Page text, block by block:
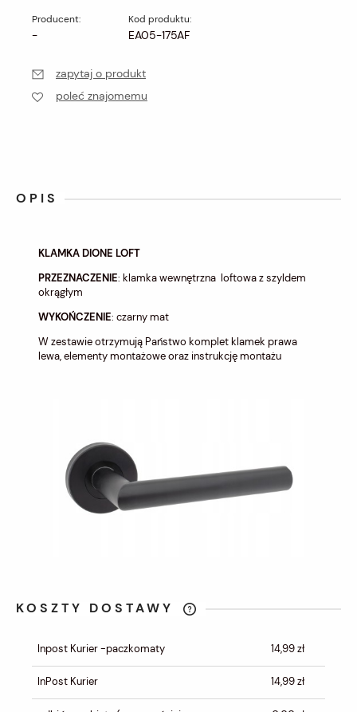
Producent:
-
Kod produktu:
EA05-175AF
zapytaj o produkt
poleć znajomemu
OPIS
KLAMKA DIONE LOFT
PRZEZNACZENIE: klamka wewnętrzna loftowa z szyldem
okrągłym
WYKOŃCZENIE: czarny mat
W zestawie otrzymują Państwo komplet klamek prawa
lewa, elementy montażowe oraz instrukcję montażu
KOSZTY DOSTAWY
KOSZTÓW PŁATNOŚCI
Inpost Kurier -paczkomaty 14,99 zł
InPost Kurier 14,99 zł